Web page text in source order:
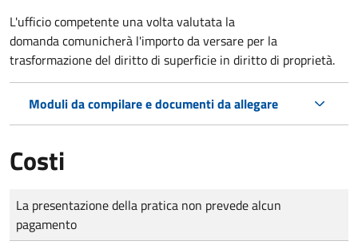
L'ufficio competente una volta valutata la
domanda comunicherà l'importo da versare per la
trasformazione del diritto di superficie in diritto di proprietà.
Moduli da compilare e documenti da allegare
Costi
Tipo di pagamento
Importo
La presentazione della pratica non prevede alcun
pagamento